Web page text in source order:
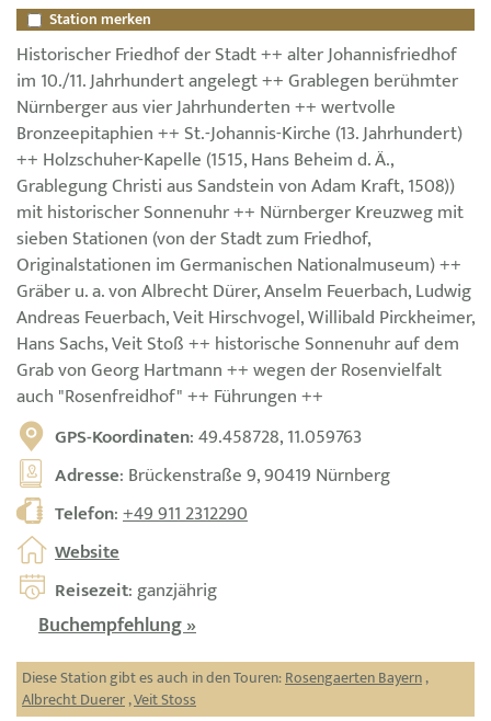
Station merken
Historischer Friedhof der Stadt ++ alter Johannisfriedhof
im 10./11. Jahrhundert angelegt ++ Grablegen berühmter
Nürnberger aus vier Jahrhunderten ++ wertvolle
Bronzeepitaphien ++ St.-Johannis-Kirche (13. Jahrhundert)
++ Holzschuher-Kapelle (1515, Hans Beheim d. Ä.,
Grablegung Christi aus Sandstein von Adam Kraft, 1508))
mit historischer Sonnenuhr ++ Nürnberger Kreuzweg mit
sieben Stationen (von der Stadt zum Friedhof,
Originalstationen im Germanischen Nationalmuseum) ++
Gräber u. a. von Albrecht Dürer, Anselm Feuerbach, Ludwig
Andreas Feuerbach, Veit Hirschvogel, Willibald Pirckheimer,
Hans Sachs, Veit Stoß ++ historische Sonnenuhr auf dem
Grab von Georg Hartmann ++ wegen der Rosenvielfalt
auch "Rosenfreidhof" ++ Führungen ++
GPS-Koordinaten: 49.458728, 11.059763
Adresse: Brückenstraße 9, 90419 Nürnberg
Telefon:+49 911 2312290
Website
Reisezeit: ganzjährig
Buchempfehlung »
Diese Station gibt es auch in den Touren:Rosengaerten Bayern,
Albrecht Duerer,Veit Stoss